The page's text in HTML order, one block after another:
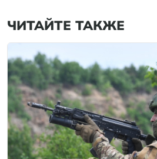
ЧИТАЙТЕ ТАКЖЕ